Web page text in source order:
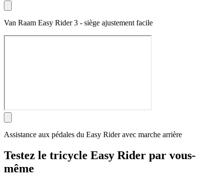
Van Raam Easy Rider 3 - siège ajustement facile
Assistance aux pédales du Easy Rider avec marche arrière
Testez le tricycle Easy Rider par vous-
même